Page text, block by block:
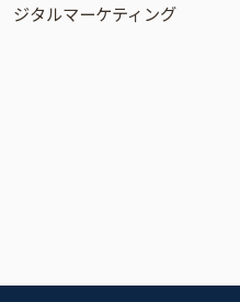
ジタルマーケティング